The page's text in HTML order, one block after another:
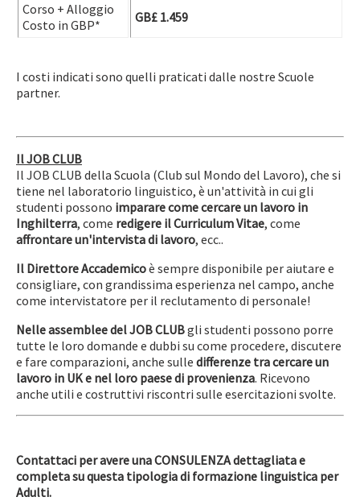
Corso + Alloggio
Costo in GBP*
GB£ 1.459
I costi indicati sono quelli praticati dalle nostre Scuole
partner.
Il JOB CLUB
Il JOB CLUB della Scuola (Club sul Mondo del Lavoro), che si
tiene nel laboratorio linguistico, è un'attività in cui gli
studenti possono imparare come cercare un lavoro in
Inghilterra, come redigere il Curriculum Vitae, come
affrontare un'intervista di lavoro, ecc..
Il Direttore Accademicoè sempre disponibile per aiutare e
consigliare, con grandissima esperienza nel campo, anche
come intervistatore per il reclutamento di personale!
Nelle assemblee del JOB CLUBgli studenti possono porre
tutte le loro domande e dubbi su come procedere, discutere
e fare comparazioni, anche sulle differenze tra cercare un
lavoro in UK e nel loro paese di provenienza. Ricevono
anche utili e costruttivi riscontri sulle esercitazioni svolte.
Contattaci per avere una CONSULENZA dettagliata e
completa su questa tipologia di formazione linguistica per
Adulti.